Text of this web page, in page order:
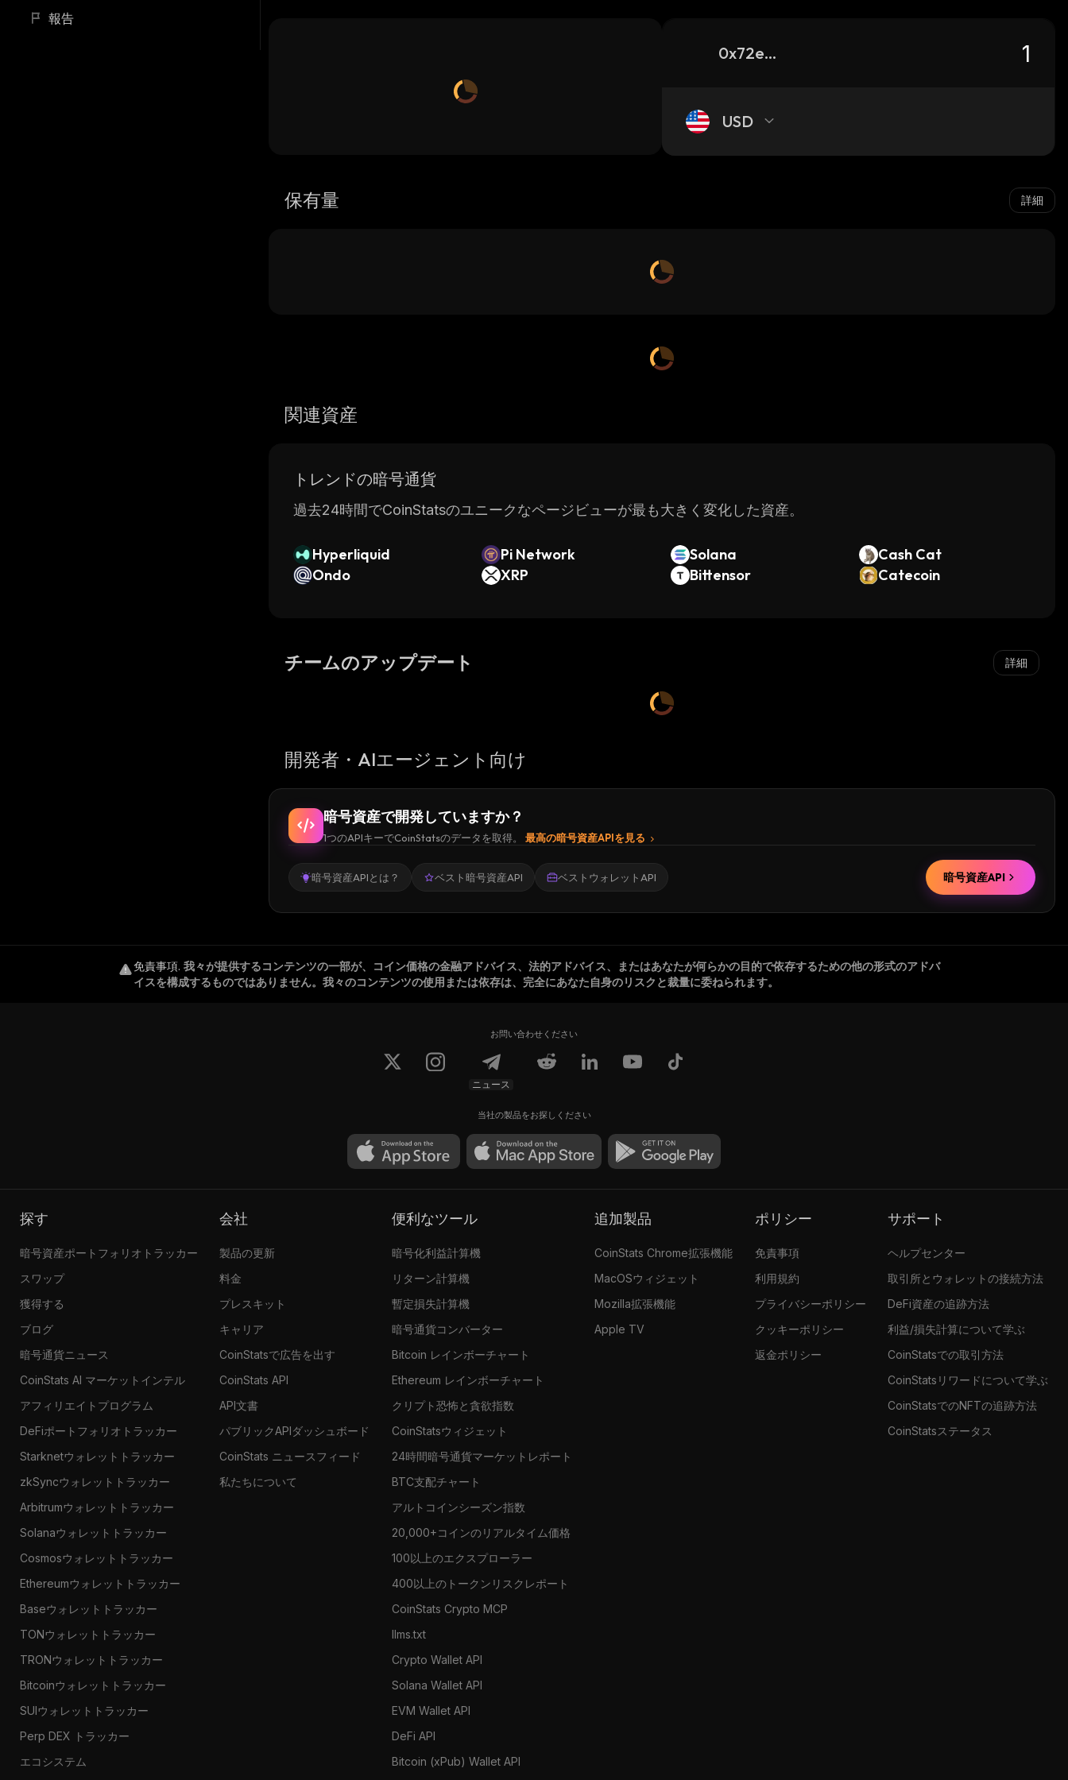
報告
0x72e485fde012ec8a1aad75e274206df5767a1b21_binance_smart
USD
保有量 詳細
関連資産
トレンドの暗号通貨
過去24時間でCoinStatsのユニークなページビューが最も大きく変化した資産。
Hyperliquid Pi Network Solana
Cash Cat
Ondo
XRP Bittensor Catecoin
チームのアップデート 詳細
開発者・AIエージェント向け
暗号資産で開発していますか？
1つのAPIキーでCoinStatsのデータを取得。 最高の暗号資産APIを見る
暗号資産APIとは？ ベスト暗号資産API ベストウォレットAPI 暗号資産API
免責事項. 我々が提供するコンテンツの一部が、コイン価格の金融アドバイス、法的アドバイス、またはあなたが何らかの目的で依存するための他の形式のアドバ
イスを構成するものではありません。我々のコンテンツの使用または依存は、完全にあなた自身のリスクと裁量に委ねられます。
お問い合わせください
ニュース
当社の製品をお探しください
探す
暗号資産ポートフォリオトラッカー
スワップ
獲得する
ブログ
暗号通貨ニュース
CoinStats AI マーケットインテル
アフィリエイトプログラム
DeFiポートフォリオトラッカー
Starknetウォレットトラッカー
zkSyncウォレットトラッカー
Arbitrumウォレットトラッカー
Solanaウォレットトラッカー
Cosmosウォレットトラッカー
Ethereumウォレットトラッカー
Baseウォレットトラッカー
TONウォレットトラッカー
TRONウォレットトラッカー
Bitcoinウォレットトラッカー
SUIウォレットトラッカー
Perp DEX トラッカー
エコシステム
会社
製品の更新
料金
プレスキット
キャリア
CoinStatsで広告を出す
CoinStats API
API文書
パブリックAPIダッシュボード
CoinStats ニュースフィード
私たちについて
便利なツール
暗号化利益計算機
リターン計算機
暫定損失計算機
暗号通貨コンバーター
Bitcoin レインボーチャート
Ethereum レインボーチャート
クリプト恐怖と貪欲指数
CoinStatsウィジェット
24時間暗号通貨マーケットレポート
BTC支配チャート
アルトコインシーズン指数
20,000+コインのリアルタイム価格
100以上のエクスプローラー
400以上のトークンリスクレポート
CoinStats Crypto MCP
llms.txt
Crypto Wallet API
Solana Wallet API
EVM Wallet API
DeFi API
Bitcoin (xPub) Wallet API
追加製品
CoinStats Chrome拡張機能
MacOSウィジェット
Mozilla拡張機能
Apple TV
ポリシー
免責事項
利用規約
プライバシーポリシー
クッキーポリシー
返金ポリシー
サポート
ヘルプセンター
取引所とウォレットの接続方法
DeFi資産の追跡方法
利益/損失計算について学ぶ
CoinStatsでの取引方法
CoinStatsリワードについて学ぶ
CoinStatsでのNFTの追跡方法
CoinStatsステータス